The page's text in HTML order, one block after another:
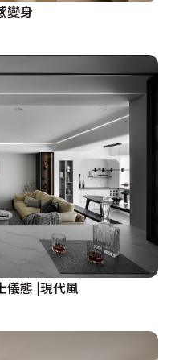
變身
儀態 |現代風